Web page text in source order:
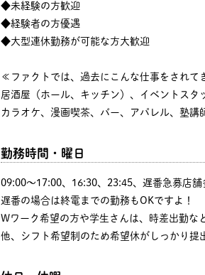
◆未経験の方歓迎
◆経験者の方優遇
◆大型連休勤務が可能な方大歓迎
≪ファクトでは、過去にこんな仕事をされて
居酒屋（ホール、キッチン）、イベントスタ
カラオケ、漫画喫茶、バー、アパレル、塾
勤務時間・曜日
09:00〜17:00、16:30、23:45、遅番急募店舗
遅番の場合は終電までの勤務もOKですよ！
Wワーク希望の方や学生さんは、時差出勤な
他、シフト希望制のため希望休がしっかり提